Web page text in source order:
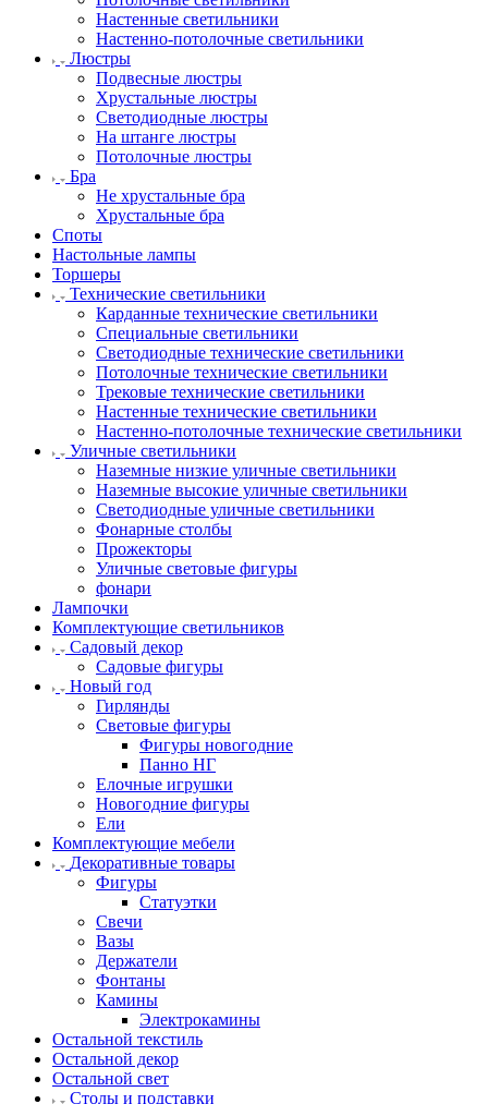
Настенные светильники
Настенно-потолочные светильники
Люстры
Подвесные люстры
Хрустальные люстры
Светодиодные люстры
На штанге люстры
Потолочные люстры
Бра
Не хрустальные бра
Хрустальные бра
Споты
Настольные лампы
Торшеры
Технические светильники
Карданные технические светильники
Специальные светильники
Светодиодные технические светильники
Потолочные технические светильники
Трековые технические светильники
Настенные технические светильники
Настенно-потолочные технические светильники
Уличные светильники
Наземные низкие уличные светильники
Наземные высокие уличные светильники
Светодиодные уличные светильники
Фонарные столбы
Прожекторы
Уличные световые фигуры
фонари
Лампочки
Комплектующие светильников
Садовый декор
Садовые фигуры
Новый год
Гирлянды
Световые фигуры
Фигуры новогодние
Панно НГ
Елочные игрушки
Новогодние фигуры
Ели
Комплектующие мебели
Декоративные товары
Фигуры
Статуэтки
Свечи
Вазы
Держатели
Фонтаны
Камины
Электрокамины
Остальной текстиль
Остальной декор
Остальной свет
Столы и подставки